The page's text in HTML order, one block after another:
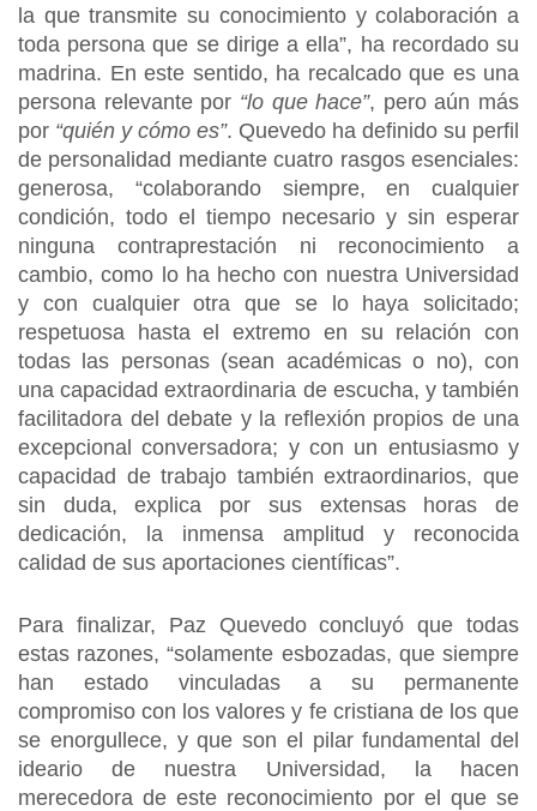
la que transmite su conocimiento y colaboración a
toda persona que se dirige a ella”, ha recordado su
madrina. En este sentido, ha recalcado que es una
persona relevante por “lo que hace”, pero aún más
por “quién y cómo es”. Quevedo ha definido su perfil
de personalidad mediante cuatro rasgos esenciales:
generosa, “colaborando siempre, en cualquier
condición, todo el tiempo necesario y sin esperar
ninguna contraprestación ni reconocimiento a
cambio, como lo ha hecho con nuestra Universidad
y con cualquier otra que se lo haya solicitado;
respetuosa hasta el extremo en su relación con
todas las personas (sean académicas o no), con
una capacidad extraordinaria de escucha, y también
facilitadora del debate y la reflexión propios de una
excepcional conversadora; y con un entusiasmo y
capacidad de trabajo también extraordinarios, que
sin duda, explica por sus extensas horas de
dedicación, la inmensa amplitud y reconocida
calidad de sus aportaciones científicas”.
Para finalizar, Paz Quevedo concluyó que todas
estas razones, “solamente esbozadas, que siempre
han estado vinculadas a su permanente
compromiso con los valores y fe cristiana de los que
se enorgullece, y que son el pilar fundamental del
ideario de nuestra Universidad, la hacen
merecedora de este reconocimiento por el que se